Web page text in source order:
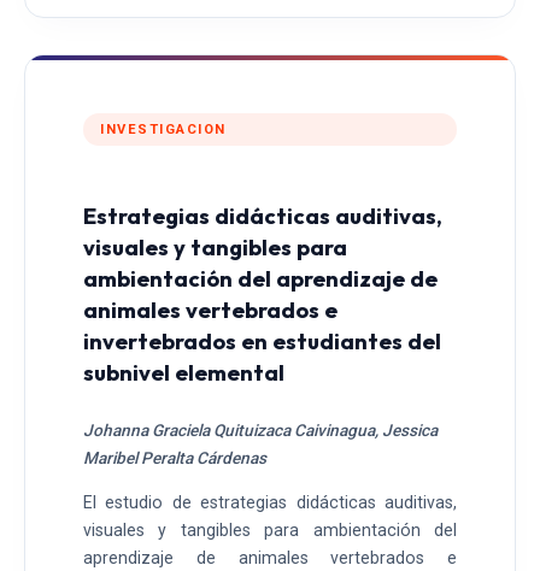
INVESTIGACION
Estrategias didácticas auditivas,
visuales y tangibles para
ambientación del aprendizaje de
animales vertebrados e
invertebrados en estudiantes del
subnivel elemental
Johanna Graciela Quituizaca Caivinagua, Jessica
Maribel Peralta Cárdenas
El estudio de estrategias didácticas auditivas,
visuales y tangibles para ambientación del
aprendizaje de animales vertebrados e